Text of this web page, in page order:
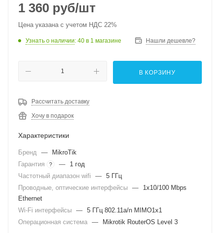
1 360 руб/шт
Цена указана с учетом НДС 22%
Узнать о наличии: 40 в 1 магазине Нашли дешевле?
В КОРЗИНУ
Рассчитать доставку
Хочу в подарок
Характеристики
Бренд —
MikroTik
Гарантия
? —
1 год
Частотный диапазон wifi
— 5 ГГц
Проводные, оптические интерфейсы —
1x10/100 Mbps
Ethernet
Wi-Fi интерфейсы — 5 ГГц 802.11a/n MIMO1x1
Операционная система — Mikrotik RouterOS Level 3